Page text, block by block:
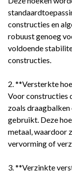
constructies en
robuust genoeg
voldoende
constructies.
2. **Versterkte
Voor constructies
zoals
gebruikt. Deze
metaal, waardoor
vervorming of
3. **Verzinkte